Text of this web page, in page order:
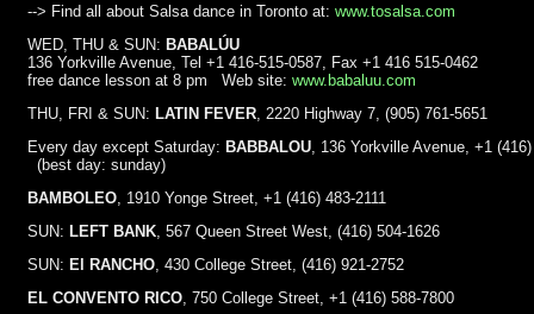
--> Find all about Salsa dance in Toronto at: www.tosalsa.com
WED, THU & SUN: BABALÚU
136 Yorkville Avenue, Tel +1 416-515-0587, Fax +1 416 515-0462
free dance lesson at 8 pm Web site: www.babaluu.com
THU, FRI & SUN: LATIN FEVER , 2220 Highway 7, (905) 761-5651
Every day except Saturday: BABBALOU , 136 Yorkville Avenue, +1
(best day: sunday)
BAMBOLEO , 1910 Yonge Street, +1 (416) 483-2111
SUN: LEFT BANK , 567 Queen Street West, (416) 504-1626
SUN: El RANCHO , 430 College Street, (416) 921-2752
EL CONVENTO RICO , 750 College Street, +1 (416) 588-7800